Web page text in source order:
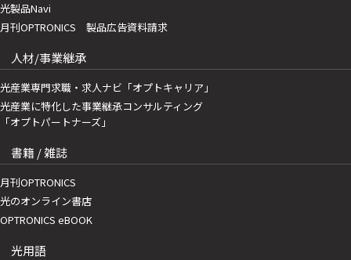
光製品Navi
月刊OPTRONICS 製品広告資料請求
人材/事業継承
光産業専門求職・求人ナビ「オプトキャリア」
光産業に特化した事業継承コンサルティング
「オプトパートナーズ」
書籍 / 雑誌
月刊OPTRONICS
光のオンライン書店
OPTRONICS eBOOK
光用語